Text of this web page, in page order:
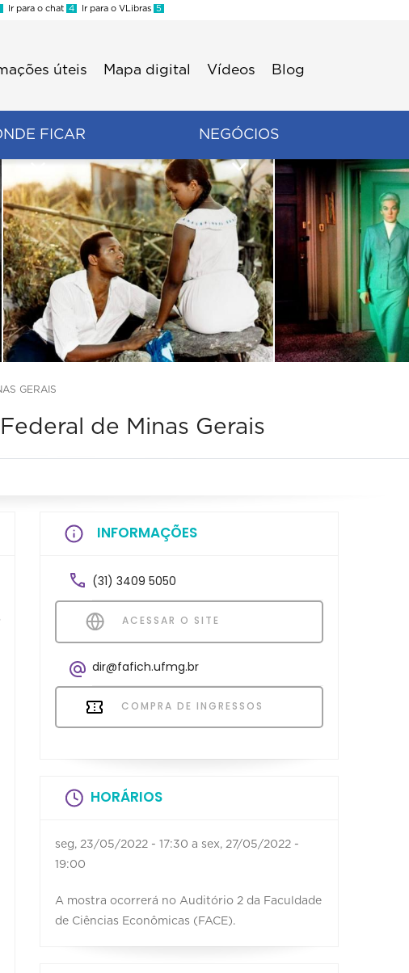
Ir para o chat 4 Ir para o VLibras 5
úteis Mapa digital Vídeos Blog
FICAR NEGÓCIOS
GERAIS
de Minas Gerais
INFORMAÇÕES
(31) 3409 5050
ACESSAR O SITE
dir@fafich.ufmg.br
COMPRA DE INGRESSOS
HORÁRIOS
seg, 23/05/2022 - 17:30 a sex, 27/05/2022 -
19:00
A mostra ocorrerá no Auditório 2 da Faculdade
de Ciências Econômicas (FACE).